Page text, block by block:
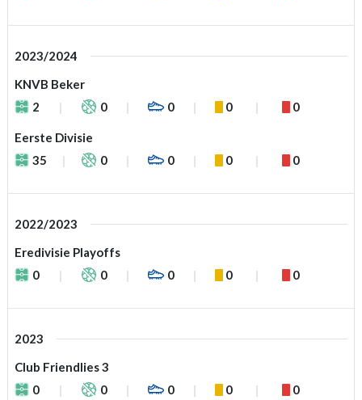
2023/2024
KNVB Beker
2
0 0 0 0
Eerste Divisie
35
0 0 0 0
2022/2023
Eredivisie Playoffs
0
0 0 0 0
2023
Club Friendlies 3
0
0 0 0 0